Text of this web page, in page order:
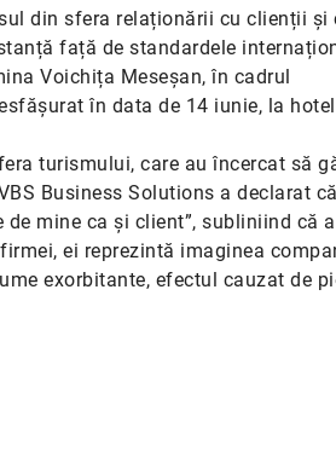
din sfera relaționării cu clienții și
față de standardele
Voichița Meseșan, în cadrul
în data de 14 iunie, la
turismului, care au încercat să
Business Solutions a declarat
mine ca și client”, subliniind că
ei reprezintă imaginea
exorbitante, efectul cauzat de